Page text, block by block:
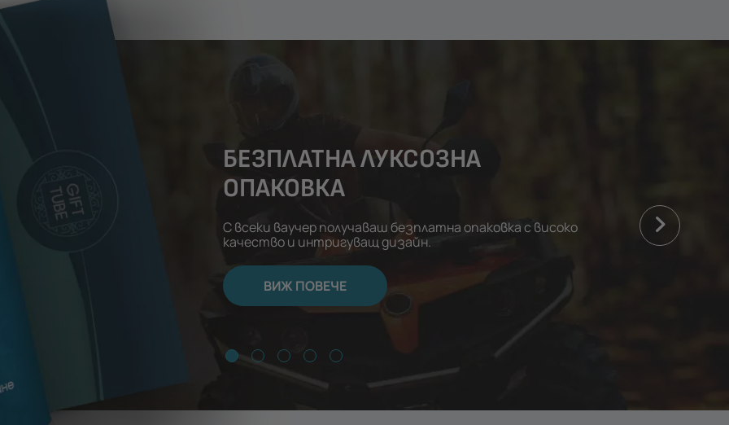
БЕЗПЛАТНА ЛУКСОЗНА
ОПАКОВКА
С всеки ваучер получаваш безплатна опаковка с високо
качество и интригуващ дизайн.
ВИЖ ПОВЕЧЕ